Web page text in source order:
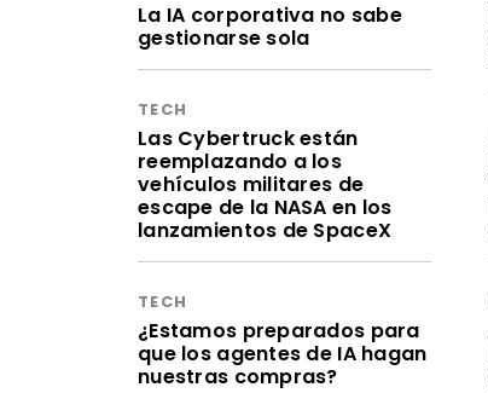
La IA corporativa no sabe
gestionarse sola
TECH
Las Cybertruck están
reemplazando a los
vehículos militares de
escape de la NASA en los
lanzamientos de SpaceX
TECH
¿Estamos preparados para
que los agentes de IA hagan
nuestras compras?